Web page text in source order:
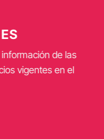
de las
vigentes en el